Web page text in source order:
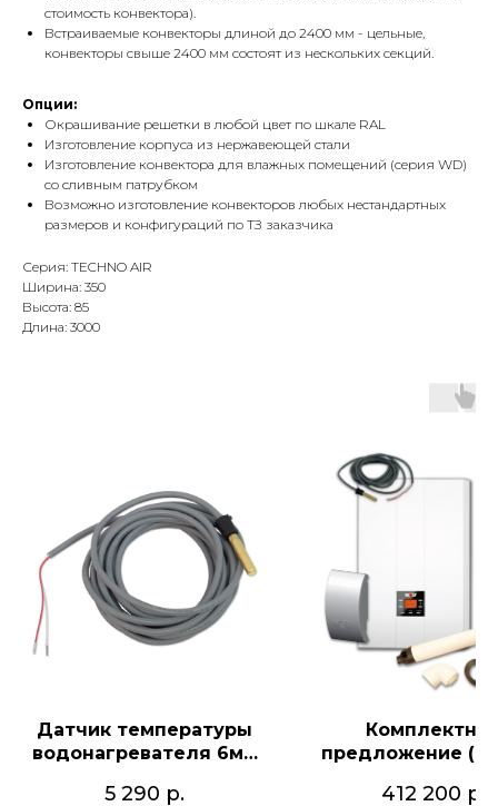
стоимость конвектора).
Встраиваемые конвекторы длиной до 2400 мм - цельные,
конвекторы свыше 2400 мм состоят из нескольких секций.
Опции:
Окрашивание решетки в любой цвет по шкале RAL
Изготовление корпуса из нержавеющей стали
Изготовление конвектора для влажных помещений (серия WD)
со сливным патрубком
Возможно изготовление конвекторов любых нестандартных
размеров и конфигураций по ТЗ заказчика
Серия: TECHNO AIR
Ширина: 350
Высота: 85
Длина: 3000
Датчик температуры
водонагревателя 6мм
5 290 р.
предложение
WTS-200L, с
412 200 р.